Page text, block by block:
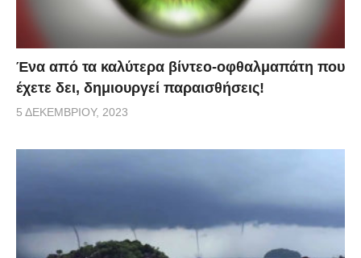
Ένα από τα καλύτερα βίντεο-οφθαλμαπάτη που
έχετε δει, δημιουργεί παραισθήσεις!
5 ΔΕΚΕΜΒΡΊΟΥ, 2023